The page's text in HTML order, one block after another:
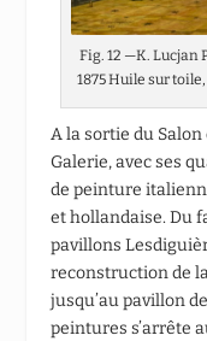
Fig. 12 —K. Lucjan
1875 Huile sur
A la sortie du Salon
Galerie, avec ses
de peinture
et hollandaise. Du
pavillons
reconstruction de
jusqu’au pavillon
peintures s’arrête